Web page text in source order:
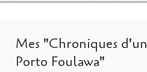
Mes "Chroniques d'un
Porto Foulawa"